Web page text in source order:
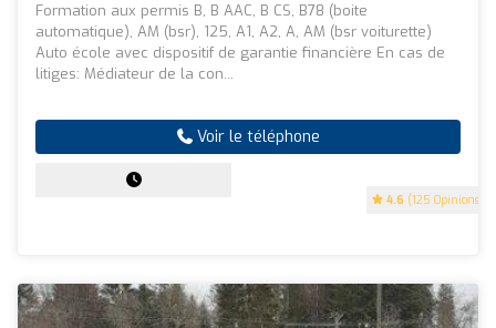
4.6 (125 Opinions)
Formation aux permis B, B AAC, B CS, B78 (boite
automatique), AM (bsr), 125, A1, A2, A, AM (bsr voiturette)
Auto école avec dispositif de garantie financière En cas de
litiges: Médiateur de la con...
Voir le téléphone